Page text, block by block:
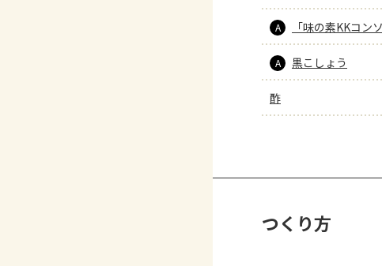
A 「味の素KKコン
A 黒こしょう
酢
つくり方